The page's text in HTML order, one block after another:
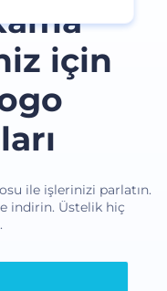
için
ile işlerinizi parlatın.
indirin. Üstelik hiç